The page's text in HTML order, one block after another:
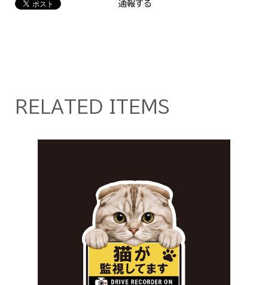
通報する
RELATED ITEMS